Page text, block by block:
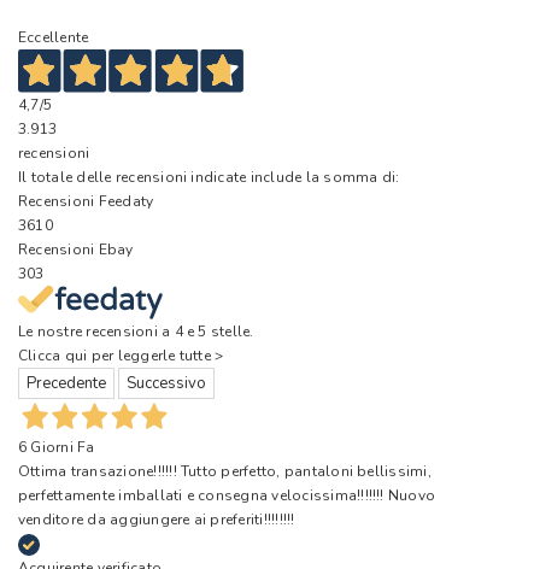
Eccellente
4,7/5
3.913
recensioni
Il totale delle recensioni indicate include la somma di:
Recensioni Feedaty
3610
Recensioni Ebay
303
Le nostre recensioni a 4 e 5 stelle.
Clicca qui per leggerle tutte >
Precedente Successivo
6 Giorni Fa
Ottima transazione!!!!!! Tutto perfetto, pantaloni bellissimi,
perfettamente imballati e consegna velocissima!!!!!!! Nuovo
venditore da aggiungere ai preferiti!!!!!!!!